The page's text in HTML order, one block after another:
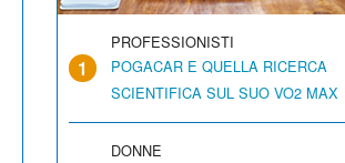
1
PROFESSIONISTI
POGACAR E QUELLA RICERCA
SCIENTIFICA SUL SUO VO2 MAX
DONNE